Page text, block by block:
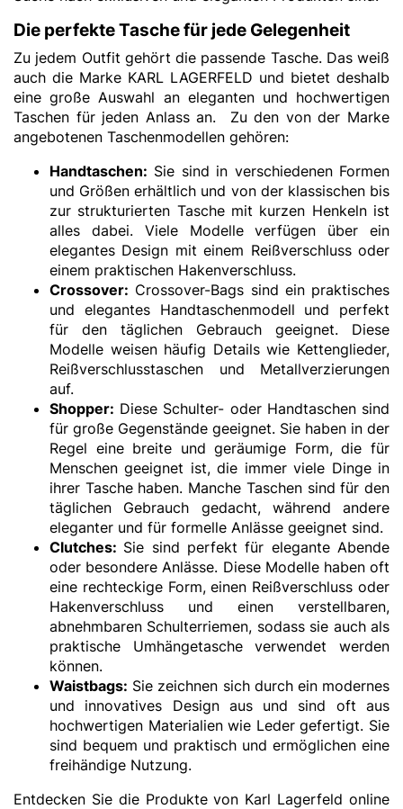
Die perfekte Tasche für jede Gelegenheit
Zu jedem Outfit gehört die passende Tasche. Das weiß
auch die Marke KARL LAGERFELD und bietet deshalb
eine große Auswahl an eleganten und hochwertigen
Taschen für jeden Anlass an. Zu den von der Marke
angebotenen Taschenmodellen gehören:
Handtaschen: Sie sind in verschiedenen Formen
und Größen erhältlich und von der klassischen bis
zur strukturierten Tasche mit kurzen Henkeln ist
alles dabei. Viele Modelle verfügen über ein
elegantes Design mit einem Reißverschluss oder
einem praktischen Hakenverschluss.
Crossover: Crossover-Bags sind ein praktisches
und elegantes Handtaschenmodell und perfekt
für den täglichen Gebrauch geeignet. Diese
Modelle weisen häufig Details wie Kettenglieder,
Reißverschlusstaschen und Metallverzierungen
auf.
Shopper: Diese Schulter- oder Handtaschen sind
für große Gegenstände geeignet. Sie haben in der
Regel eine breite und geräumige Form, die für
Menschen geeignet ist, die immer viele Dinge in
ihrer Tasche haben. Manche Taschen sind für den
täglichen Gebrauch gedacht, während andere
eleganter und für formelle Anlässe geeignet sind.
Clutches: Sie sind perfekt für elegante Abende
oder besondere Anlässe. Diese Modelle haben oft
eine rechteckige Form, einen Reißverschluss oder
Hakenverschluss und einen verstellbaren,
abnehmbaren Schulterriemen, sodass sie auch als
praktische Umhängetasche verwendet werden
können.
Waistbags: Sie zeichnen sich durch ein modernes
und innovatives Design aus und sind oft aus
hochwertigen Materialien wie Leder gefertigt. Sie
sind bequem und praktisch und ermöglichen eine
freihändige Nutzung.
Entdecken Sie die Produkte von Karl Lagerfeld online